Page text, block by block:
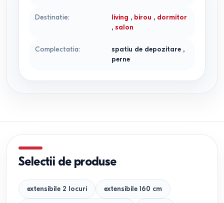
Destinatie: living , birou , dormitor
, salon
Complectatia: spatiu de depozitare ,
perne
Selectii de produse
extensibile 2 locuri extensibile 160 cm